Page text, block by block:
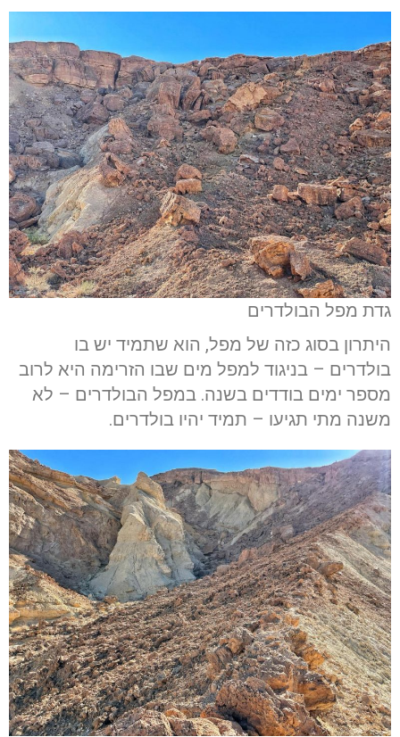
גדת מפל הבולדרים
היתרון בסוג כזה של מפל, הוא שתמיד יש בו
בולדרים – בניגוד למפל מים שבו הזרימה היא לרוב
מספר ימים בודדים בשנה. במפל הבולדרים – לא
משנה מתי תגיעו – תמיד יהיו בולדרים.